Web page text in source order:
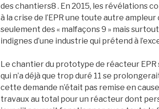
des chantiers8 . En 2015, les révélations
à la crise de l’EPR une toute autre
seulement des « malfaçons 9 » mais
indignes d’une industrie qui prétend à
Le chantier du prototype de réacteur EPR
qui n’a déjà que trop duré 11 se
cette demande n’était pas remise en
travaux au total pour un réacteur dont